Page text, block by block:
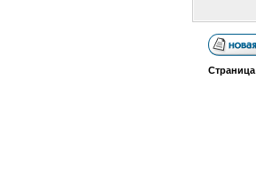
Страница